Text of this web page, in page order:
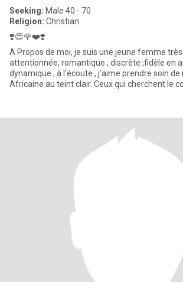
Seeking: Male 40 - 70
Religion: Christian
❣️😍🌹❤️❣️
A Propos de moi, je suis une jeune femme
attentionnée, romantique , discrète ,fidèle en
dynamique , à l'écoute , j'aime prendre soin de
Africaine au teint clair. Ceux qui cherchent le